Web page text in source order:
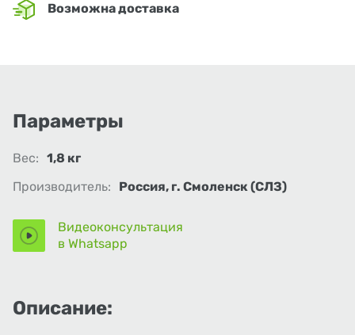
Возможна доставка
Параметры
Вес: 1,8 кг
Производитель:
Россия, г. Смоленск (СЛЗ)
Видеоконсультация
в Whatsapp
Описание: